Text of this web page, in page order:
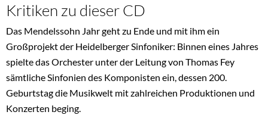
Kritiken zu dieser CD
Das Mendelssohn Jahr geht zu Ende und mit ihm ein
Großprojekt der Heidelberger Sinfoniker: Binnen eines Jahres
spielte das Orchester unter der Leitung von Thomas Fey
sämtliche Sinfonien des Komponisten ein, dessen 200.
Geburtstag die Musikwelt mit zahlreichen Produktionen und
Konzerten beging.